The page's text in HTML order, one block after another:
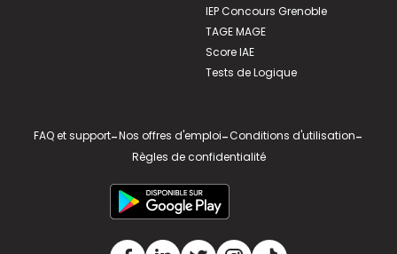
IEP Concours Grenoble
TAGE MAGE
Score IAE
Tests de Logique
FAQ et support-Nos offres d'emploi-Conditions d'utilisation-
Règles de confidentialité